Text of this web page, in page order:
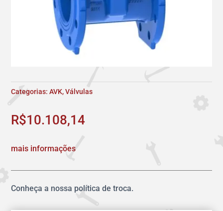
Categorias:AVK,Válvulas
R$10.108,14
mais informações
Conheça a nossa política de troca.